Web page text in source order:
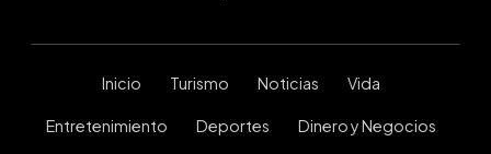
Inicio Turismo Noticias Vida
Entretenimiento Deportes Dinero y Negocios